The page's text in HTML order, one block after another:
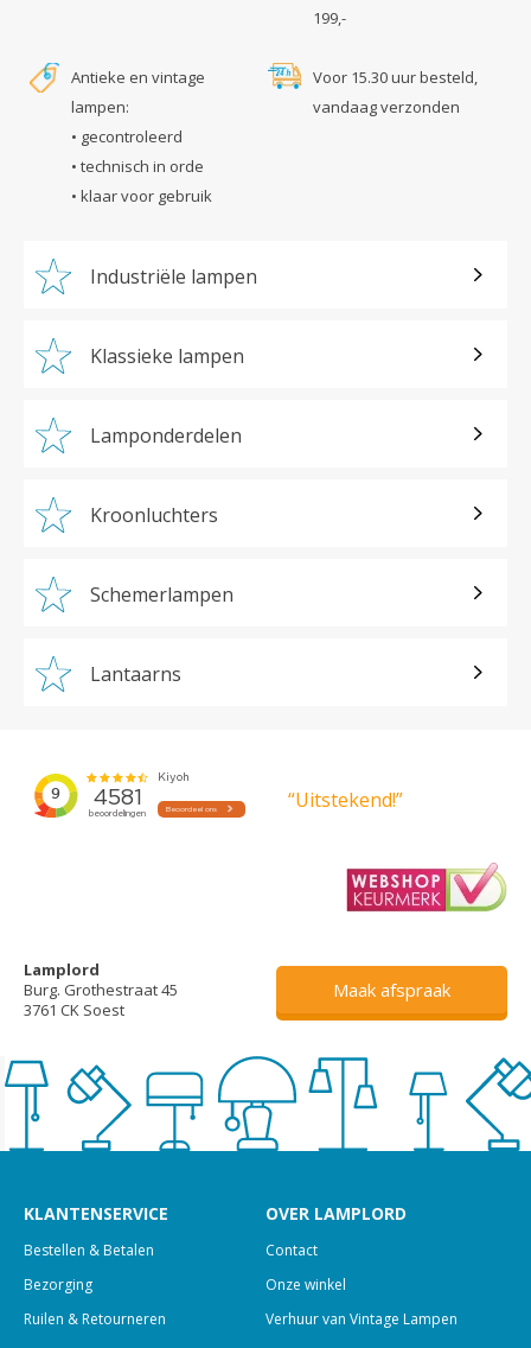
199,-
Antieke en vintage
lampen:
• gecontroleerd
• technisch in orde
• klaar voor gebruik
Voor 15.30 uur besteld,
vandaag verzonden
Industriële lampen
Klassieke lampen
Lamponderdelen
Kroonluchters
Schemerlampen
Lantaarns
“Uitstekend!”
Lamplord
Burg. Grothestraat 45
3761 CK Soest
Maak afspraak
KLANTENSERVICE
Bestellen & Betalen
Bezorging
Ruilen & Retourneren
OVER LAMPLORD
Contact
Onze winkel
Verhuur van Vintage Lampen